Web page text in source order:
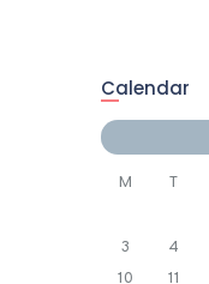
Calendar
M T
3
4
10
11